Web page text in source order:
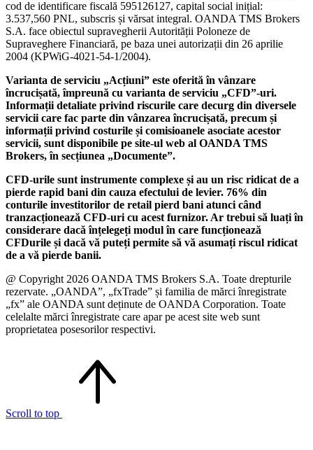
cod de identificare fiscală 595126127, capital social inițial:
3.537,560 PNL, subscris și vărsat integral. OANDA TMS Brokers
S.A. face obiectul supravegherii Autorității Poloneze de
Supraveghere Financiară, pe baza unei autorizații din 26 aprilie
2004 (KPWiG-4021-54-1/2004).
Varianta de serviciu „Acțiuni” este oferită în vânzare
încrucișată, împreună cu varianta de serviciu „CFD”-uri.
Informații detaliate privind riscurile care decurg din diversele
servicii care fac parte din vânzarea încrucișată, precum și
informații privind costurile și comisioanele asociate acestor
servicii, sunt disponibile pe site-ul web al OANDA TMS
Brokers, în secțiunea „Documente”.
CFD-urile sunt instrumente complexe și au un risc ridicat de a
pierde rapid bani din cauza efectului de levier. 76% din
conturile investitorilor de retail pierd bani atunci când
tranzacționează CFD-uri cu acest furnizor. Ar trebui să luați în
considerare dacă înțelegeți modul în care funcționează
CFDurile și dacă vă puteți permite să vă asumați riscul ridicat
de a vă pierde banii.
@ Copyright 2026 OANDA TMS Brokers S.A. Toate drepturile
rezervate. „OANDA”, „fxTrade” și familia de mărci înregistrate
„fx” ale OANDA sunt deținute de OANDA Corporation. Toate
celelalte mărci înregistrate care apar pe acest site web sunt
proprietatea posesorilor respectivi.
Scroll to top